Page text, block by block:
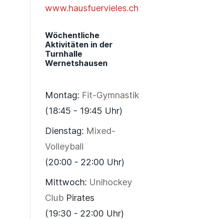
www.hausfuervieles.ch
Wöchentliche
Aktivitäten in der
Turnhalle
Wernetshausen
Montag: Fit-Gymnastik
(18:45 - 19:45 Uhr)
Dienstag: Mixed-
Volleyball
(20:00 - 22:00 Uhr)
Mittwoch: Unihockey
Club Pirates
(19:30 - 22:00 Uhr)